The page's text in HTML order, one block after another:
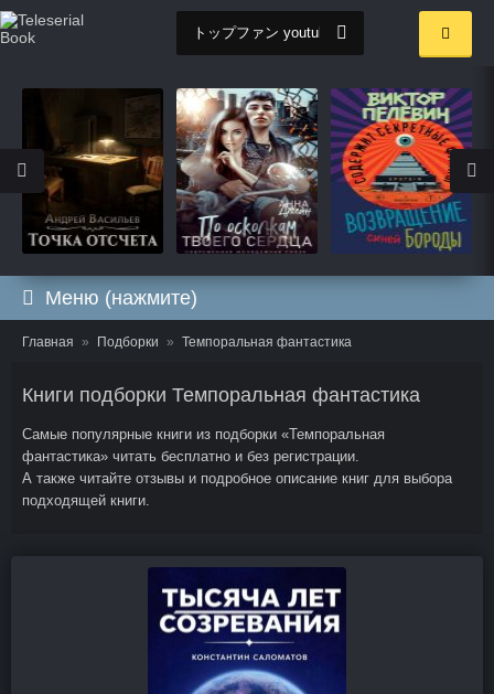
Меню (нажмите)
Главная Подборки Темпоральная фантастика
Книги подборки Темпоральная фантастика
Самые популярные книги из подборки «Темпоральная
фантастика» читать бесплатно и без регистрации.
А также читайте отзывы и подробное описание книг для выбора
подходящей книги.